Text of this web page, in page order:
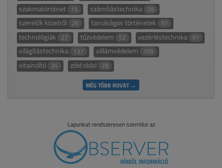
szakmatörténet 15 számítástechnika 28
szerelők közelről 26 tanulságos történetek 97
technológiák 27 tűzvédelem 52 vezérléstechnika 97
világítástechnika 137 villámvédelem 109
vitaindító 34 zöld oldal 28
MÉG TÖBB ROVAT →
Lapunkat rendszeresen szemlézi az